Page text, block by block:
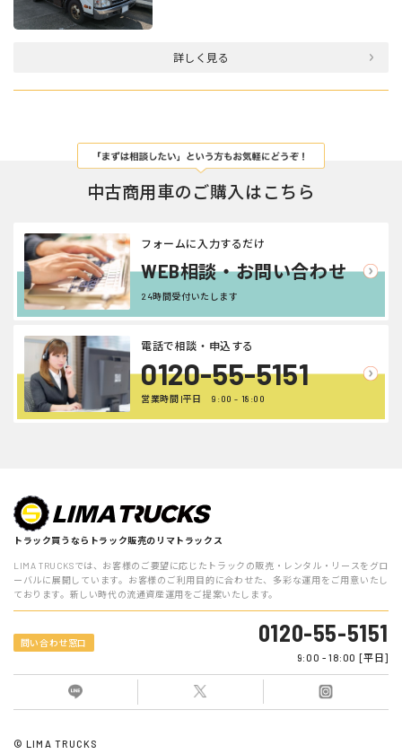
詳しく見る
中古商用車のご購入はこちら
WEB相談・お問い合わせ
フォームに入力するだけ
24時間受付いたします
0120-55-5151
電話で相談・申込する
営業時間 |平日 9:00 - 18:00
トラック買うならトラック販売のリマトラックス
LIMA TRUCKSでは、お客様のご要望に応じたトラックの販売・レンタル・リースをグロ
ーバルに展開しています。お客様のご利用目的に合わせた、多彩な運用をご用意いたし
ております。新しい時代の流通資産運用をご提案いたします。
問い合わせ窓口 0120-55-5151
9:00 - 18:00 [平日]
© LIMA TRUCKS